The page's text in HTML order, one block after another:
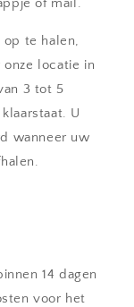
of mail.
te halen,
locatie in
3 tot 5
U
wanneer uw
14 dagen
voor het